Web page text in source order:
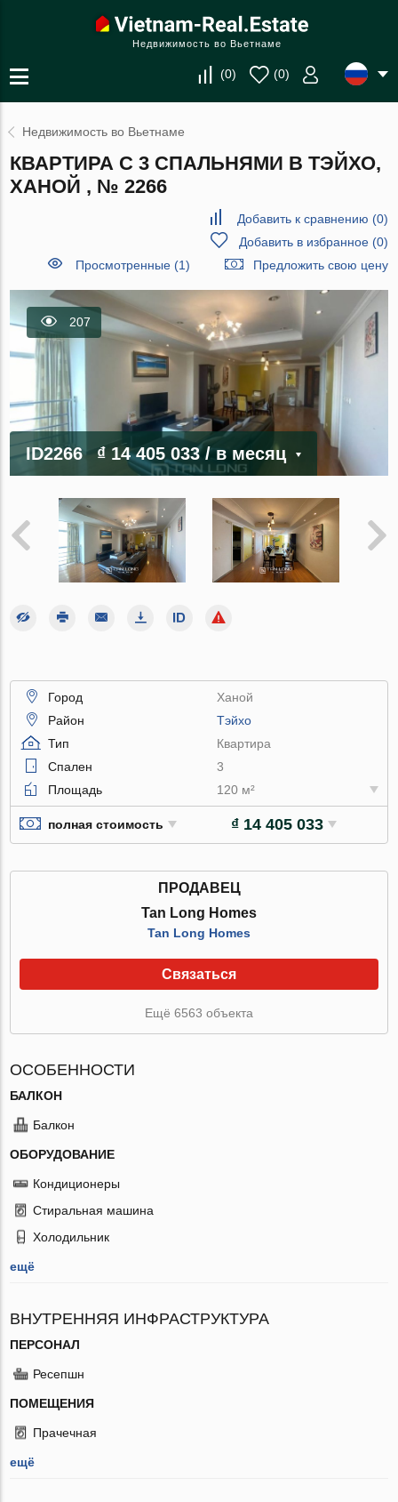
Недвижимость во Вьетнаме
(0) (0)
Недвижимость во Вьетнаме
КВАРТИРА С 3 СПАЛЬНЯМИ В ТЭЙХО,
ХАНОЙ , № 2266
Добавить к сравнению (0)
Добавить в избранное(0)
Просмотренные (1)
Предложить свою цену
207
ID2266 ₫ 14 405 033/ в месяц
Город
Ханой
Район
Тэйхо
Тип
Квартира
Спален
3
Площадь
120 м²
полная стоимость ₫ 14 405 033
ПРОДАВЕЦ
Tan Long Homes
Tan Long Homes
Связаться
Ещё 6563 объекта
ОСОБЕННОСТИ
БАЛКОН
Балкон
ОБОРУДОВАНИЕ
Кондиционеры
Стиральная машина
Холодильник
ещё
ВНУТРЕННЯЯ ИНФРАСТРУКТУРА
ПЕРСОНАЛ
Ресепшн
ПОМЕЩЕНИЯ
Прачечная
ещё